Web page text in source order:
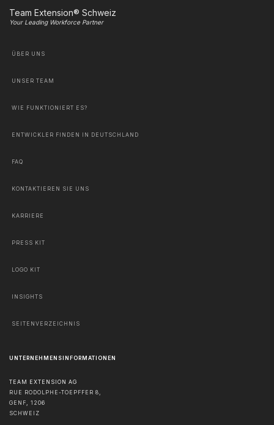
Team Extension® Schweiz
Your Leading Workforce Partner
ÜBER UNS
UNSER TEAM
WIE FUNKTIONIERT ES?
ENTWICKLER FINDEN IN DEUTSCHLAND
FAQ
KONTAKTIEREN SIE UNS
KARRIERE
PRESS KIT
LOGO KIT
INSIGHTS
SEITENVERZEICHNIS
UNTERNEHMENSINFORMATIONEN
TEAM EXTENSION AG
RUE RODOLPHE-TOEPFFER 8,
GENF, 1206
SCHWEIZ